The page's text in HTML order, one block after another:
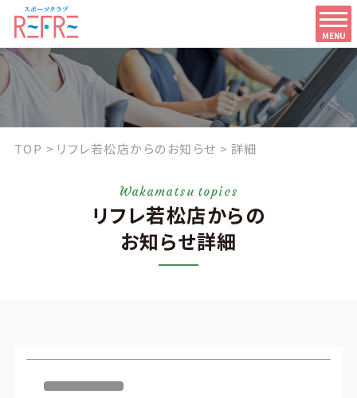
MENU
TOP リフレ若松店からのお知らせ 詳細
Wakamatsu topics
リフレ若松店からの
お知らせ詳細